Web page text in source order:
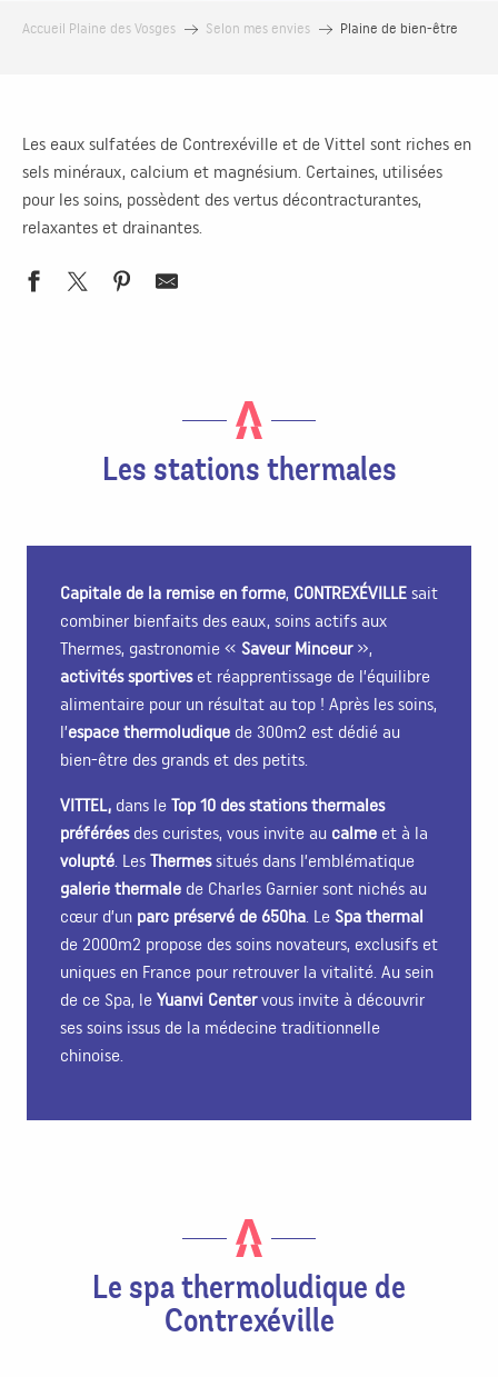
Accueil Plaine des Vosges Selon mes envies Plaine de bien-être
Les eaux sulfatées de Contrexéville et de Vittel sont riches en
sels minéraux, calcium et magnésium. Certaines, utilisées
pour les soins, possèdent des vertus décontracturantes,
relaxantes et drainantes.
Les stations thermales
Capitale de la remise en forme, CONTREXÉVILLE sait
combiner bienfaits des eaux, soins actifs aux
Thermes, gastronomie « Saveur Minceur»,
activités sportiveset réapprentissage de l’équilibre
alimentaire pour un résultat au top ! Après les soins,
l’espace thermoludique de 300m2 est dédié au
bien-être des grands et des petits.
VITTEL, dans le Top 10 des stations thermales
préféréesdes curistes, vous invite au calme et à la
volupté. Les Thermessitués dans l’emblématique
galerie thermale de Charles Garnier sont nichés au
cœur d’un parc préservé de 650ha. Le Spa thermal
de 2000m2 propose des soins novateurs, exclusifs et
uniques en France pour retrouver la vitalité. Au sein
de ce Spa, le Yuanvi Centervous invite à découvrir
ses soins issus de la médecine traditionnelle
chinoise.
Le spa thermoludique de
Contrexéville